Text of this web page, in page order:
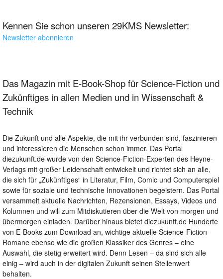
Kennen Sie schon unseren 29KMS Newsletter:
Newsletter abonnieren
Das Magazin mit E-Book-Shop für Science-Fiction und
Zukünftiges in allen Medien und in Wissenschaft &
Technik
Die Zukunft und alle Aspekte, die mit ihr verbunden sind, faszinieren
und interessieren die Menschen schon immer. Das Portal
diezukunft.de wurde von den Science-Fiction-Experten des Heyne-
Verlags mit großer Leidenschaft entwickelt und richtet sich an alle,
die sich für „Zukünftiges“ in Literatur, Film, Comic und Computerspiel
sowie für soziale und technische Innovationen begeistern. Das Portal
versammelt aktuelle Nachrichten, Rezensionen, Essays, Videos und
Kolumnen und will zum Mitdiskutieren über die Welt von morgen und
übermorgen einladen. Darüber hinaus bietet diezukunft.de Hunderte
von E-Books zum Download an, wichtige aktuelle Science-Fiction-
Romane ebenso wie die großen Klassiker des Genres – eine
Auswahl, die stetig erweitert wird. Denn Lesen – da sind sich alle
einig – wird auch in der digitalen Zukunft seinen Stellenwert
behalten.